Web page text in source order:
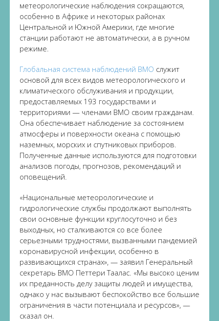
метеорологические наблюдения сокращаются,
особенно в Африке и некоторых районах
Центральной и Южной Америки, где многие
станции работают не автоматически, а в ручном
режиме.
Глобальная система наблюдений ВМО служит
основой для всех видов метеорологического и
климатического обслуживания и продукции,
предоставляемых 193 государствами и
территориями — членами ВМО своим гражданам.
Она обеспечивает наблюдение за состоянием
атмосферы и поверхности океана с помощью
наземных, морских и спутниковых приборов.
Полученные данные используются для подготовки
анализов погоды, прогнозов, рекомендаций и
оповещений.
«Национальные метеорологические и
гидрологические службы продолжают выполнять
свои основные функции круглосуточно и без
выходных, но сталкиваются со все более
серьезными трудностями, вызванными пандемией
коронавирусной инфекции, особенно в
развивающихся странах», — заявил Генеральный
секретарь ВМО Петтери Таалас. «Мы высоко ценим
их преданность делу защиты людей и имущества,
однако у нас вызывают беспокойство все большие
ограничения в части потенциала и ресурсов», —
сказал он.